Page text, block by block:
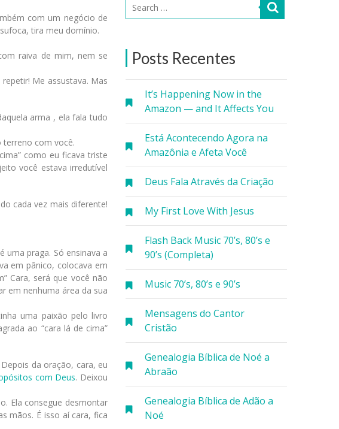
Posts Recentes
It’s Happening Now in the
Amazon — and It Affects You
Está Acontecendo Agora na
Amazônia e Afeta Você
Deus Fala Através da Criação
My First Love With Jesus
Flash Back Music 70’s, 80’s e
90’s (Completa)
Music 70’s, 80’s e 90’s
Mensagens do Cantor
Cristão
Genealogia Bíblica de Noé a
Abraão
Genealogia Bíblica de Adão a
Noé
com um negócio de
tira meu domínio.
raiva de mim, nem se
Me assustava. Mas
arma , ela fala tudo
terreno com você.
como eu ficava triste
você estava irredutível
cada vez mais diferente!
uma praga. Só ensinava a
em pânico, colocava em
Cara, será que você não
em nenhuma área da sua
uma paixão pelo livro
ao “cara lá de cima”
da oração, cara, eu
com Deus. Deixou
Ela consegue desmontar
mãos. É isso aí cara, fica